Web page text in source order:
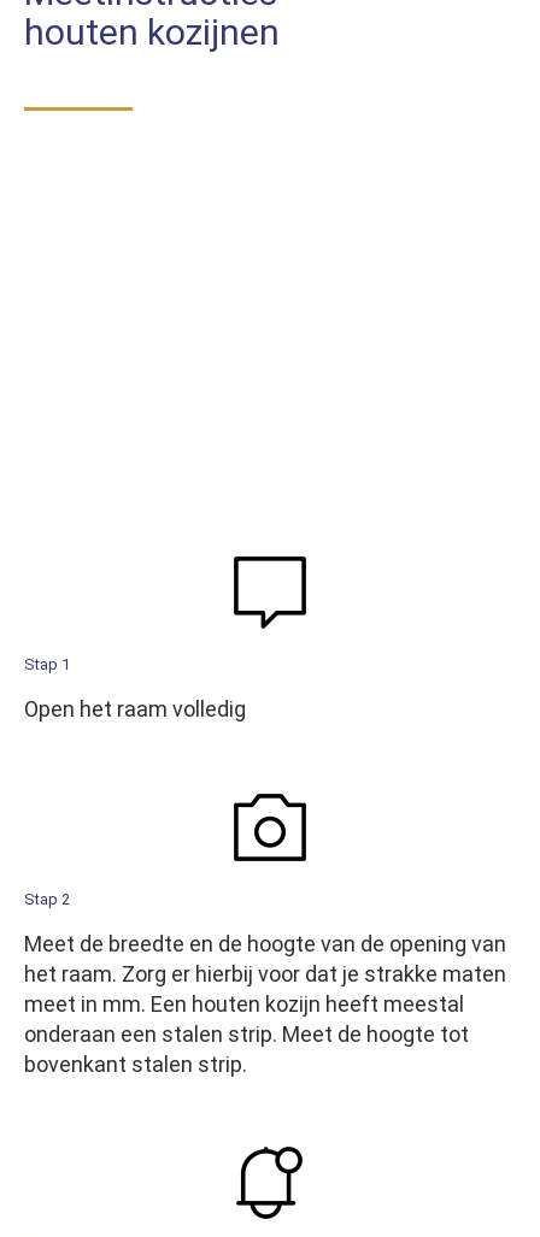
houten kozijnen
Stap 1
Open het raam volledig
Stap 2
Meet de breedte en de hoogte van de opening van
het raam. Zorg er hierbij voor dat je strakke maten
meet in mm. Een houten kozijn heeft meestal
onderaan een stalen strip. Meet de hoogte tot
bovenkant stalen strip.